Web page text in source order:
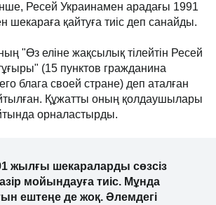
Ресей Украинамен арадағы 1991
шекараға қайтуға тиіс деп санайды.
"Өз еліне жақсылық тілейтін Ресей
(15 пунктов гражданина
блага своей стране) деп аталған
Құжатты оның қолдаушылары
орналастырды.
жылғы шекараларды сөзсіз
мойындауға тиіс. Мұнда
ештеңе де жоқ. Әлемдегі